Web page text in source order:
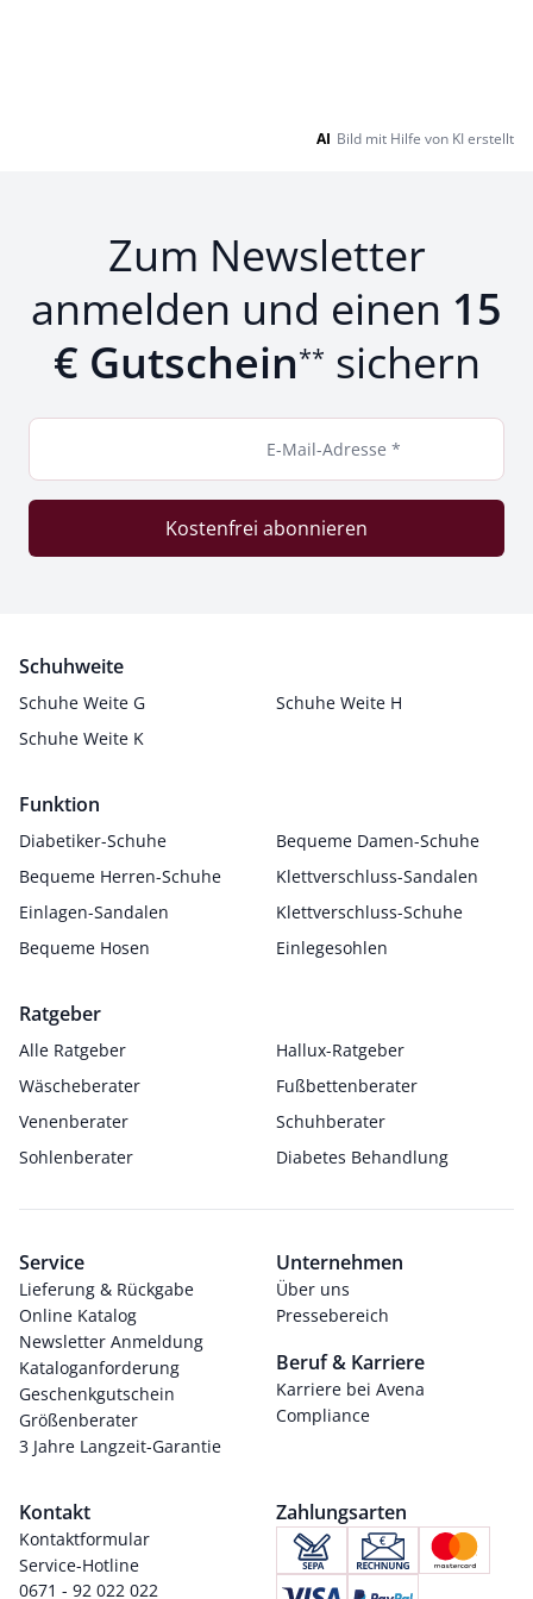
AI Bild mit Hilfe von KI erstellt
Zum Newsletter
anmelden und einen 15
€ Gutschein** sichern
E-Mail-Adresse *
Kostenfrei abonnieren
Schuhweite
Schuhe Weite G
Schuhe Weite H
Schuhe Weite K
Funktion
Diabetiker-Schuhe
Bequeme Damen-Schuhe
Bequeme Herren-Schuhe
Klettverschluss-Sandalen
Einlagen-Sandalen
Klettverschluss-Schuhe
Bequeme Hosen
Einlegesohlen
Ratgeber
Alle Ratgeber
Hallux-Ratgeber
Wäscheberater
Fußbettenberater
Venenberater
Schuhberater
Sohlenberater
Diabetes Behandlung
Service
Lieferung & Rückgabe
Online Katalog
Newsletter Anmeldung
Kataloganforderung
Geschenkgutschein
Größenberater
3 Jahre Langzeit-Garantie
Unternehmen
Über uns
Pressebereich
Beruf & Karriere
Karriere bei Avena
Compliance
Kontakt
Kontaktformular
Service-Hotline
0671 - 92 022 022
Zahlungsarten